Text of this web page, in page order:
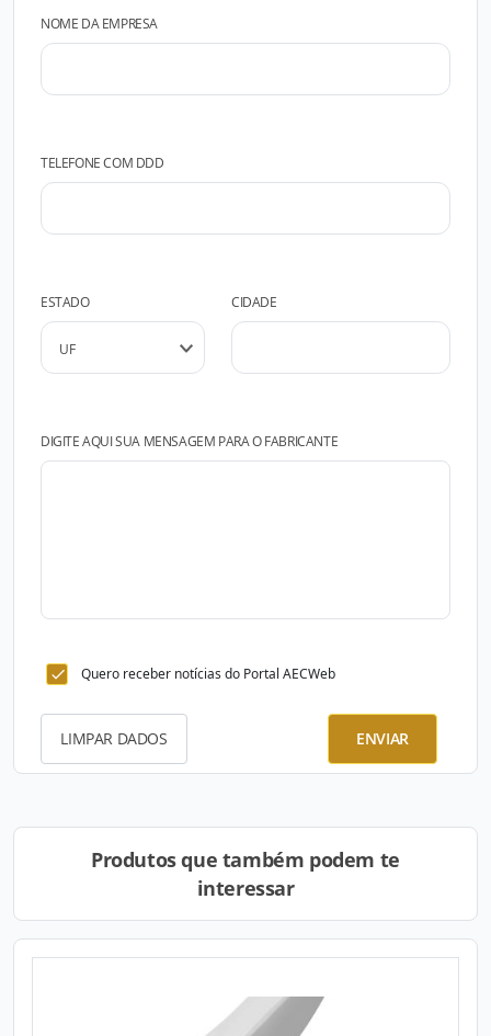
NOME DA EMPRESA
TELEFONE COM DDD
ESTADO CIDADE
DIGITE AQUI SUA MENSAGEM PARA O FABRICANTE
Quero receber notícias do Portal AECWeb
LIMPAR DADOS ENVIAR
Produtos que também podem te
interessar